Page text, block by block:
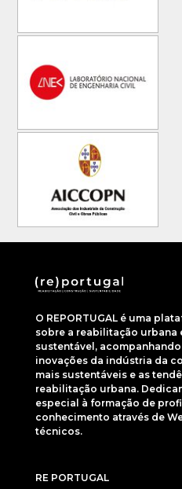
O REPORTUGAL é uma
sobre a reabilitação urbana
sustentável,
inovações da indústria da
mais sustentáveis e as
reabilitação urbana.
especial à formação de
conhecimento através de
técnicos.
RE PORTUGAL